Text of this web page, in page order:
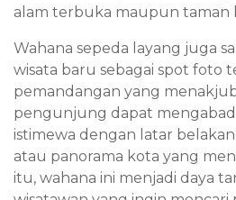
alam terbuka maupun taman
Wahana sepeda layang juga
wisata baru sebagai spot foto
pemandangan yang
pengunjung dapat
istimewa dengan latar
atau panorama kota yang
itu, wahana ini menjadi daya